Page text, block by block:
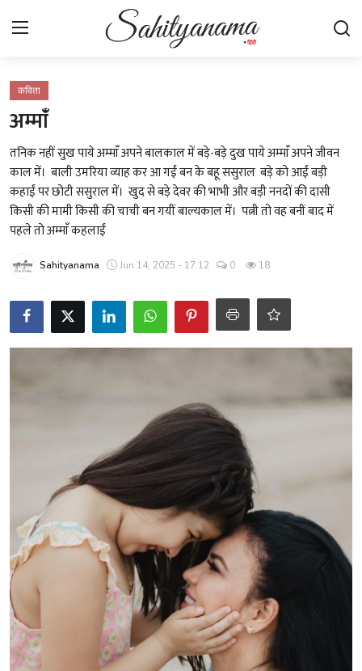
साहित्य समाचार
होम
कहानी
आलेख
सिनेमा
शायरी
ग़ज़ल
कविता
अम्मांँ
तनिक नहीं सुख पाये अम्मांँ अपने बालकाल में बड़े-बडे़ दुख पाये अम्मांँ अपने जीवन
काल में। बाली उमरिया व्याह कर आ गईं बन के बहू ससुराल बड़े को आईं बड़ी
कहाईं पर छोटी ससुराल में। खुद से बड़े देवर की भाभी और बड़ी ननदों की दासी
किसी की मामी किसी की चाची बन गयीं बाल्यकाल में। पत्नी तो वह बनीं बाद में
पहले तो अम्मांँ कहलाईं
Sahityanama Jun 14, 2025 - 17:12 0 18